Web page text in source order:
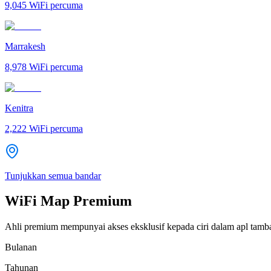
9,045 WiFi percuma
Marrakesh
8,978 WiFi percuma
Kenitra
2,222 WiFi percuma
Tunjukkan semua bandar
WiFi Map Premium
Ahli premium mempunyai akses eksklusif kepada ciri dalam apl
Bulanan
Tahunan